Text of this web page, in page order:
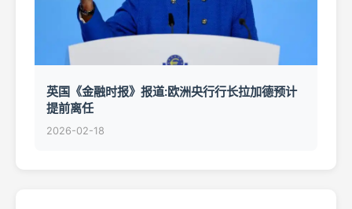
英国《金融时报》报道:欧洲央行行长拉加德预计
提前离任
2026-02-18